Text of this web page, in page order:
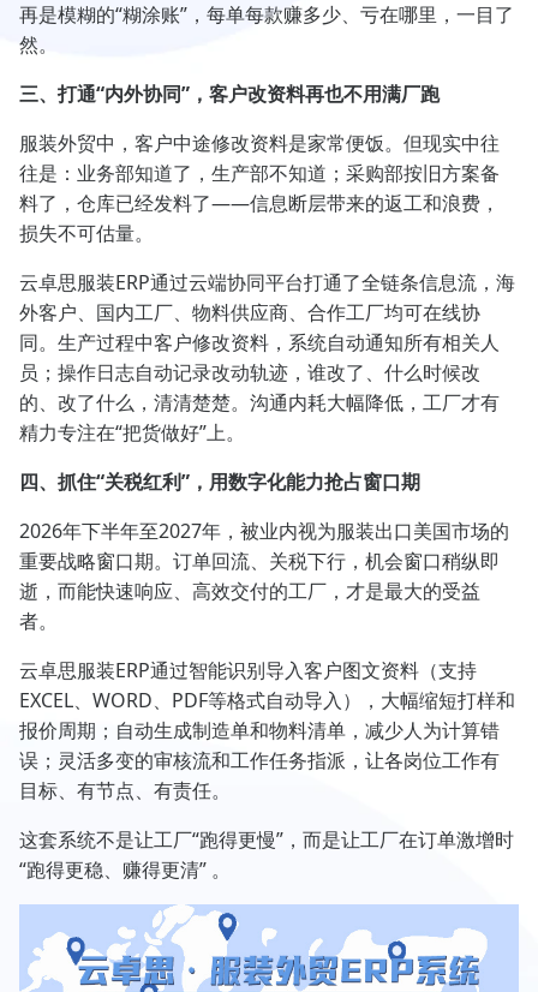
再是模糊的“糊涂账”，每单每款赚多少、亏在哪里，一目了
然。
三、打通“内外协同”，客户改资料再也不用满厂跑
服装外贸中，客户中途修改资料是家常便饭。但现实中往
往是：业务部知道了，生产部不知道；采购部按旧方案备
料了，仓库已经发料了——信息断层带来的返工和浪费，
损失不可估量。
云卓思服装ERP通过云端协同平台打通了全链条信息流，海
外客户、国内工厂、物料供应商、合作工厂均可在线协
同。生产过程中客户修改资料，系统自动通知所有相关人
员；操作日志自动记录改动轨迹，谁改了、什么时候改
的、改了什么，清清楚楚。沟通内耗大幅降低，工厂才有
精力专注在“把货做好”上。
四、抓住“关税红利”，用数字化能力抢占窗口期
2026年下半年至2027年，被业内视为服装出口美国市场的
重要战略窗口期。订单回流、关税下行，机会窗口稍纵即
逝，而能快速响应、高效交付的工厂，才是最大的受益
者。
云卓思服装ERP通过智能识别导入客户图文资料（支持
EXCEL、WORD、PDF等格式自动导入），大幅缩短打样和
报价周期；自动生成制造单和物料清单，减少人为计算错
误；灵活多变的审核流和工作任务指派，让各岗位工作有
目标、有节点、有责任。
这套系统不是让工厂“跑得更慢”，而是让工厂在订单激增时
“跑得更稳、赚得更清” 。